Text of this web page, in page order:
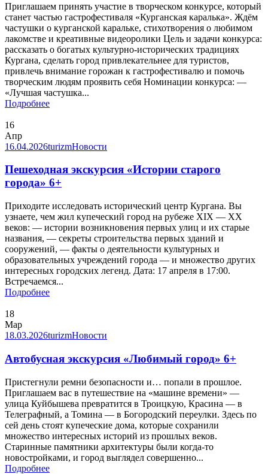
Приглашаем принять участие в творческом конкурсе, который
станет частью гастрофестиваля «Курганская каралька». Ждём
частушки о курганской каральке, стихотворения о любимом
лакомстве и креативные видеоролики Цель и задачи конкурса:
рассказать о богатых культурно-исторических традициях
Кургана, сделать город привлекательнее для туристов,
привлечь внимание горожан к гастрофестивалю и помочь
творческим людям проявить себя Номинации конкурса: —
«Лучшая частушка...
Подробнее
16
Апр
16.04.2026turizmНовости
Пешеходная экскурсия «Истории старого
города» 6+
Приходите исследовать исторический центр Кургана. Вы
узнаете, чем жил купеческий город на рубеже XIX — ХХ
веков: — истории возникновения первых улиц и их старые
названия, — секреты строительства первых зданий и
сооружений, — факты о деятельности культурных и
образовательных учреждений города — и множество других
интересных городских легенд. Дата: 17 апреля в 17:00.
Встречаемся...
Подробнее
18
Мар
18.03.2026turizmНовости
Автобусная экскурсия «Любимый город» 6+
Пристегнули ремни безопасности и… попали в прошлое.
Приглашаем вас в путешествие на «машине времени» —
улица Куйбышева превратится в Троицкую, Красина — в
Телеграфный, а Томина — в Богородский переулки. Здесь по
сей день стоят купеческие дома, которые сохранили
множество интересных историй из прошлых веков.
Старинные памятники архитектуры были когда-то
новостройками, и город выглядел совершенно...
Подробнее